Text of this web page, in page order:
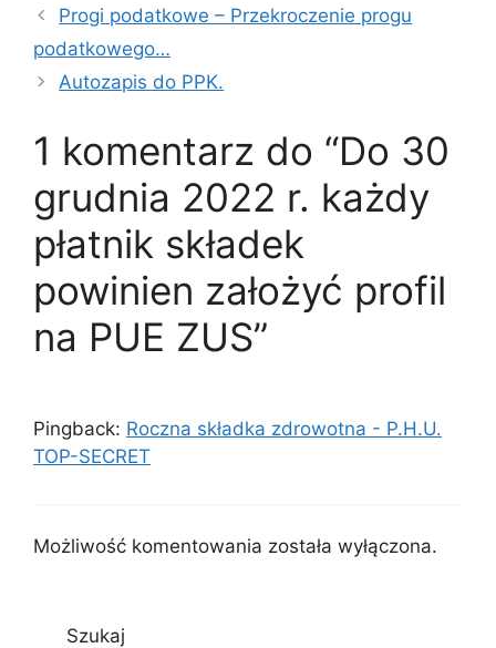
Progi podatkowe – Przekroczenie progu
podatkowego…
Autozapis do PPK.
1 komentarz do “Do 30
grudnia 2022 r. każdy
płatnik składek
powinien założyć profil
na PUE ZUS”
Pingback: Roczna składka zdrowotna - P.H.U.
TOP-SECRET
Możliwość komentowania została wyłączona.
Szukaj